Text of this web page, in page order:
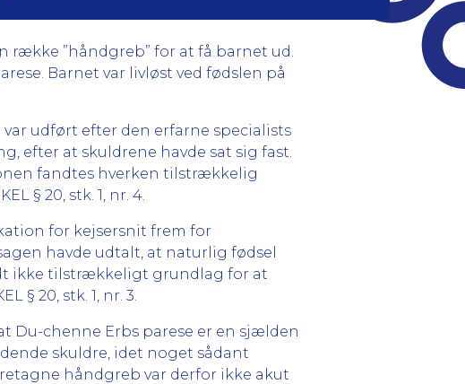
række ”håndgreb” for at få barnet ud.
Barnet var livløst ved fødslen på
udført efter den erfarne specialists
efter at skuldrene havde sat sig fast.
fandtes hverken tilstrækkelig
§ 20, stk. 1, nr. 4.
for kejsersnit frem for
havde udtalt, at naturlig fødsel
ikke tilstrækkeligt grundlag for at
§ 20, stk. 1, nr. 3.
Du-chenne Erbs parese er en sjælden
skuldre, idet noget sådant
håndgreb var derfor ikke akut